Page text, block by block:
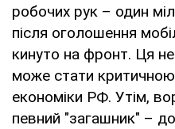
робочих рук – один
після оголошення
кинуто на фронт. Ця
може стати
економіки РФ. Утім,
певний "загашник" –